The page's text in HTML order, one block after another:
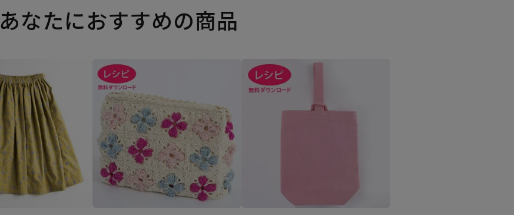
あなたにおすすめの商品